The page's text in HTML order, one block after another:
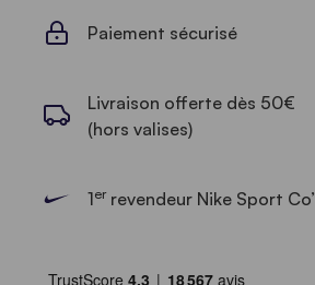
Paiement sécurisé
Livraison offerte dès 50€
(hors valises)
1errevendeur Nike Sport Co’